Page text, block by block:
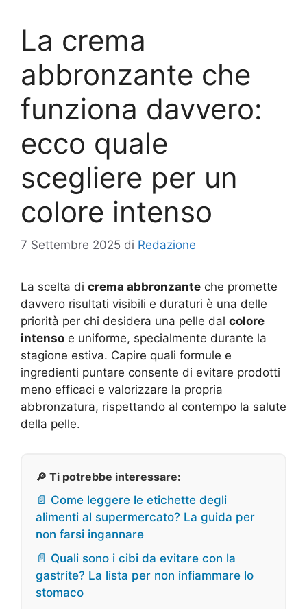
La crema
abbronzante che
funziona davvero:
ecco quale
scegliere per un
colore intenso
7 Settembre 2025 di Redazione
La scelta di crema abbronzante che promette
davvero risultati visibili e duraturi è una delle
priorità per chi desidera una pelle dal colore
intenso e uniforme, specialmente durante la
stagione estiva. Capire quali formule e
ingredienti puntare consente di evitare prodotti
meno efficaci e valorizzare la propria
abbronzatura, rispettando al contempo la salute
della pelle.
🔎 Ti potrebbe interessare:
📄 Come leggere le etichette degli
alimenti al supermercato? La guida per
non farsi ingannare
📄 Quali sono i cibi da evitare con la
gastrite? La lista per non infiammare lo
stomaco